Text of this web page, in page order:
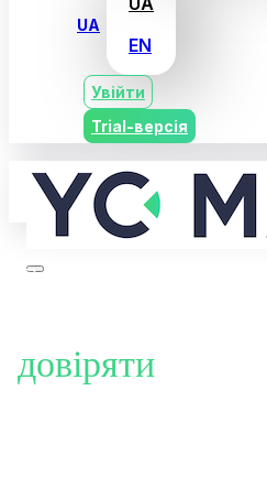
UA
EN
Увійти
Trial-версія
Блог
довіряти